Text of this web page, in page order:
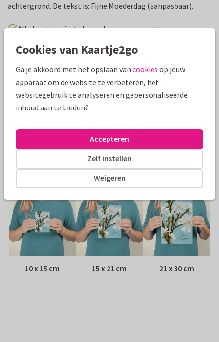
achtergrond. De tekst is: Fijne Moederdag (aanpasbaar).
Alle kaarten zijn helemaal naar wens aan te passen
Moederdag kaarten Fishuals Bomma
Specificaties bij deze kaart
Papiersoort: Kies uit 6 luxe papiersoorten
Envelop: Witte vensterenvelop
Achterop de kaart
10 x 15 cm 15 x 21 cm 21 x 30 cm
Cookies van Kaartje2go
Ga je akkoord met het opslaan van cookies op jouw
apparaat om de website te verbeteren, het
websitegebruik te analyseren en gepersonaliseerde
inhoud aan te bieden?
Weigeren
Zelf instellen
Accepteren